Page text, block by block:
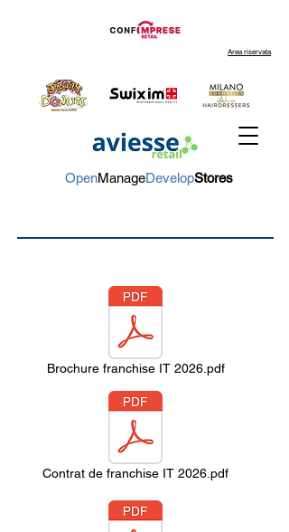
OpenManageDevelopStores
Area riservata
Brochure franchise IT 2026.pdf
Contrat de franchise IT 2026.pdf